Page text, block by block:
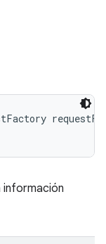
información